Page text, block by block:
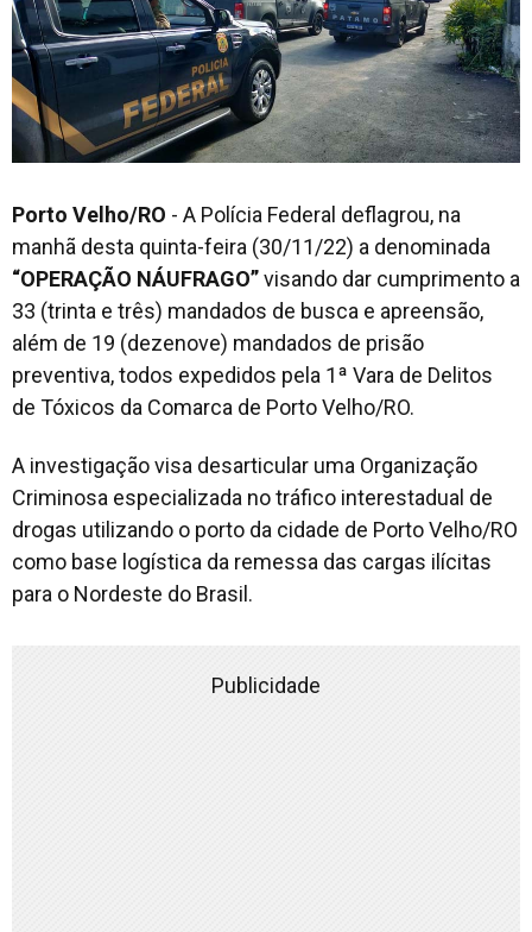
Porto Velho/RO - A Polícia Federal deflagrou, na
manhã desta quinta-feira (30/11/22) a denominada
“OPERAÇÃO NÁUFRAGO”visando dar cumprimento a
33 (trinta e três) mandados de busca e apreensão,
além de 19 (dezenove) mandados de prisão
preventiva, todos expedidos pela 1ª Vara de Delitos
de Tóxicos da Comarca de Porto Velho/RO.
A investigação visa desarticular uma Organização
Criminosa especializada no tráfico interestadual de
drogas utilizando o porto da cidade de Porto Velho/RO
como base logística da remessa das cargas ilícitas
para o Nordeste do Brasil.
Publicidade